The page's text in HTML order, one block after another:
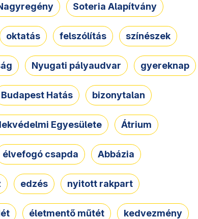
Soteria Alapítvány
oktatás felszólítás színészek
Nyugati pályaudvar gyereknap
Budapest Hatás bizonytalan
Egyesülete Átrium
élvefogó csapda Abbázia
edzés nyitott rakpart
életmentő műtét kedvezmény